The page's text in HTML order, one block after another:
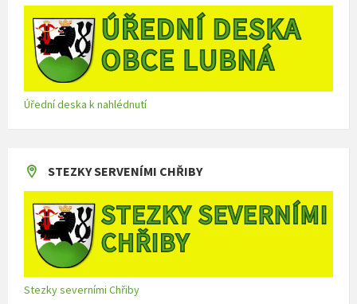
Úřední deska k nahlédnutí
STEZKY SERVENÍMI CHŘIBY
Stezky severními Chřiby